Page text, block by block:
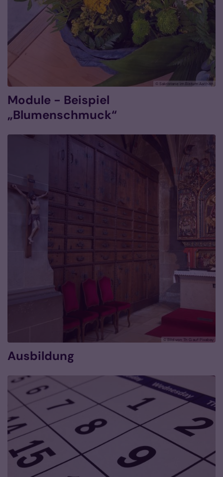
© Sakristane im Bistum Aachen
Module - Beispiel
„Blumenschmuck“
© Bild von Th G auf Pixabay
Ausbildung